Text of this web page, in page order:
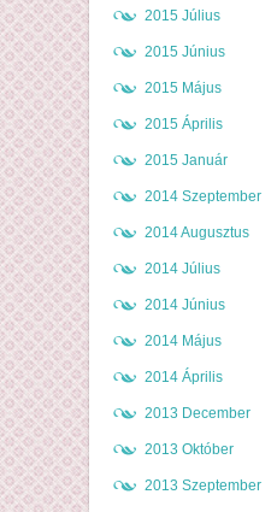
2015 Július
2015 Június
2015 Május
2015 Április
2015 Január
2014 Szeptember
2014 Augusztus
2014 Július
2014 Június
2014 Május
2014 Április
2013 December
2013 Október
2013 Szeptember